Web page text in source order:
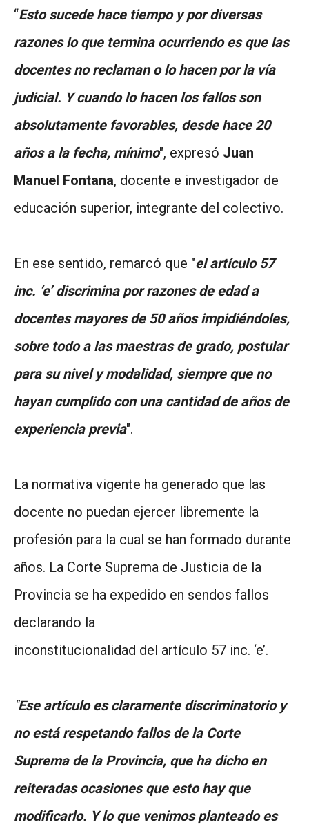
“Esto sucede hace tiempo y por diversas
razones lo que termina ocurriendo es que las
docentes no reclaman o lo hacen por la vía
judicial. Y cuando lo hacen los fallos son
absolutamente favorables, desde hace 20
años a la fecha, mínimo", expresó Juan
Manuel Fontana, docente e investigador de
educación superior, integrante del colectivo.
En ese sentido, remarcó que "el artículo 57
inc. ‘e’ discrimina por razones de edad a
docentes mayores de 50 años impidiéndoles,
sobre todo a las maestras de grado, postular
para su nivel y modalidad, siempre que no
hayan cumplido con una cantidad de años de
experiencia previa".
La normativa vigente ha generado que las
docente no puedan ejercer libremente la
profesión para la cual se han formado durante
años. La Corte Suprema de Justicia de la
Provincia se ha expedido en sendos fallos
declarando la
inconstitucionalidad del artículo 57 inc. ‘e’.
"Ese artículo es claramente discriminatorio y
no está respetando fallos de la Corte
Suprema de la Provincia, que ha dicho en
reiteradas ocasiones que esto hay que
modificarlo. Y lo que venimosplanteado es